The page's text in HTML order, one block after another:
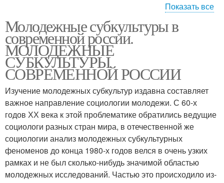
Субкультуры в россии
субкультура
Показать все
Молодежные субкультуры в
современной россии.
МОЛОДЕЖНЫЕ
СУБКУЛЬТУРЫ
СОВРЕМЕННОЙ РОССИИ
Изучение молодежных субкультур издавна составляет
важное направление социологии молодежи. С 60-х
годов ХХ века к этой проблематике обратились ведущие
социологи разных стран мира, в отечественной же
социологии анализ молодежных субкультурных
феноменов до конца 1980-х годов велся в очень узких
рамках и не был сколько-нибудь значимой областью
молодежных исследований. Частью это происходило из-